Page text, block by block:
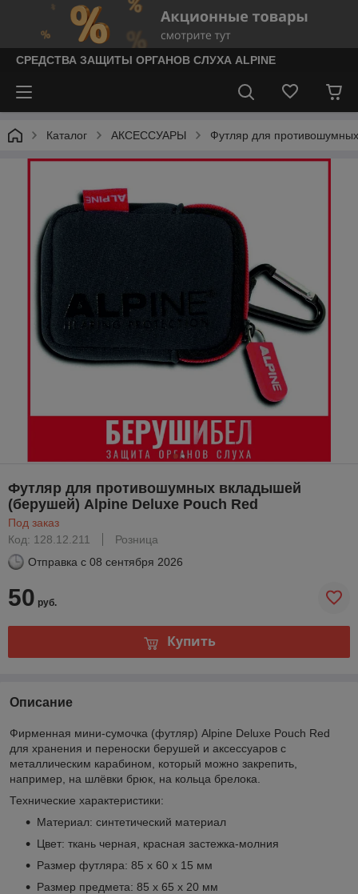
СРЕДСТВА ЗАЩИТЫ ОРГАНОВ СЛУХА ALPINE
Каталог АКСЕССУАРЫ Футляр для
Футляр для противошумных вкладышей
(берушей) Alpine Deluxe Pouch Red
Под заказ
Код: 128.12.211
Розница
Отправка с 08 сентября 2026
50 руб.
Купить
Описание
Фирменная мини-сумочка (футляр) Alpine Deluxe Pouch Red
для хранения и переноски берушей и аксессуаров с
металлическим карабином, который можно закрепить,
например, на шлёвки брюк, на кольца брелока.
Технические характеристики:
Материал: синтетический материал
Цвет: ткань черная, красная застежка-молния
Размер футляра: 85 x 60 x 15 мм
Размер предмета: 85 x 65 x 20 мм